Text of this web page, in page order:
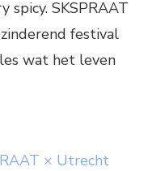
spicy. SKSPRAAT
festival
wat het leven